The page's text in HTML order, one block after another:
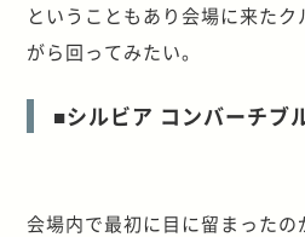
ということもあり会場に来た
がら回ってみたい。
■シルビア コンバーチブ
会場内で最初に目に留まった